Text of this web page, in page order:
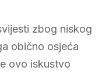
zbog niskog
obično osjeća
ovo iskustvo